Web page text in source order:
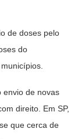
de doses pelo
do
envio de novas
direito. Em SP,
que cerca de